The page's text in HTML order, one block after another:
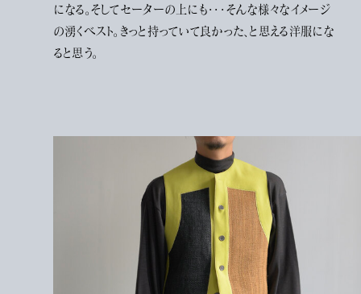
になる。そしてセーターの上にも・・・そんな様々なイメージ
の湧くベスト。きっと持っていて良かった、と思える洋服にな
ると思う。